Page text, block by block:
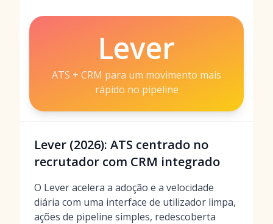
Lever
ATS + CRM para um movimento mais
rápido no pipeline
Lever (2026): ATS centrado no
recrutador com CRM integrado
O Lever acelera a adoção e a velocidade
diária com uma interface de utilizador limpa,
ações de pipeline simples, redescoberta